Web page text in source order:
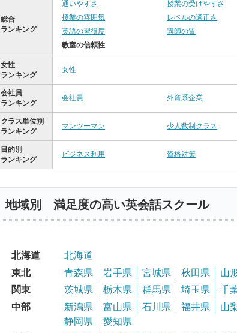
総合
ランキング
通いやすさ 授業の受けやすさ
授業の雰囲気
レベルの適正さ
英語の習得度
講師の質
教室の信頼性
女性
ランキング
女性
会社員
ランキング
会社員 外資系企業
クラス単位別
ランキング
マンツーマン 少人数制クラス
目的別
ランキング
ビジネス利用 資格対策
地域別 満足度の高い英会話スクール
北海道
北海道
東北
青森県 岩手県 宮城県 秋田県 山
関東
茨城県 栃木県 群馬県 埼玉県 千
中部
新潟県 富山県 石川県 福井県 山
静岡県
愛知県